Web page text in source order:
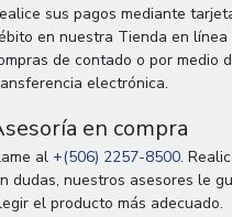
sus pagos mediante
en nuestra Tienda en línea
de contado o por medio
electrónica.
en compra
al +(506) 2257-8500.
dudas, nuestros asesores le
el producto más adecuado.